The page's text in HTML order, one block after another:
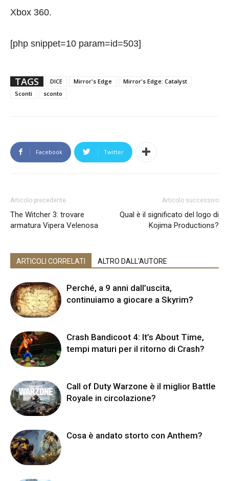
Xbox 360.
[php snippet=10 param=id=503]
TAGS DICE Mirror's Edge
Mirror's Edge: Catalyst
Sconti
sconto
Facebook Twitter
Articolo precedente
The Witcher 3: trovare
armatura Vipera Velenosa
Articolo successivo
Qual è il significato del logo di
Kojima Productions?
ARTICOLI CORRELATI ALTRO DALL'AUTORE
Perché, a 9 anni dall’uscita,
continuiamo a giocare a Skyrim?
Crash Bandicoot 4: It’s About Time,
tempi maturi per il ritorno di Crash?
Call of Duty Warzone è il miglior Battle
Royale in circolazione?
Cosa è andato storto con Anthem?